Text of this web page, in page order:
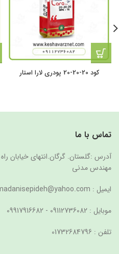
کود 20-20-20 پودری لارا استار
تماس با ما
آدرس :گلستان. گرگان.انتهای خیابان
مهندس مدنی
ایمیل : madanisepideh@yahoo.com
موبایل : 09112736082 - 09917916682
تلفن : 01732684796